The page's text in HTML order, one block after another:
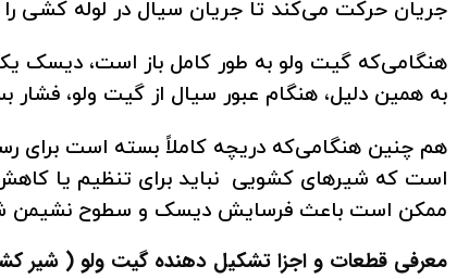
جریان حرکت می‌کند تا جریان سیال در لوله کشی
هنگامی‌که گیت ولو به طور کامل باز است، دیسک یک
به همین دلیل، هنگام عبور سیال از گیت ولو،
است که شیرهای کشویی نباید برای تنظیم یا کاهش
ممکن است باعث فرسایش دیسک و سطوح نشیمن
معرفی قطعات و اجزا تشکیل دهنده گیت ولو ( شیر